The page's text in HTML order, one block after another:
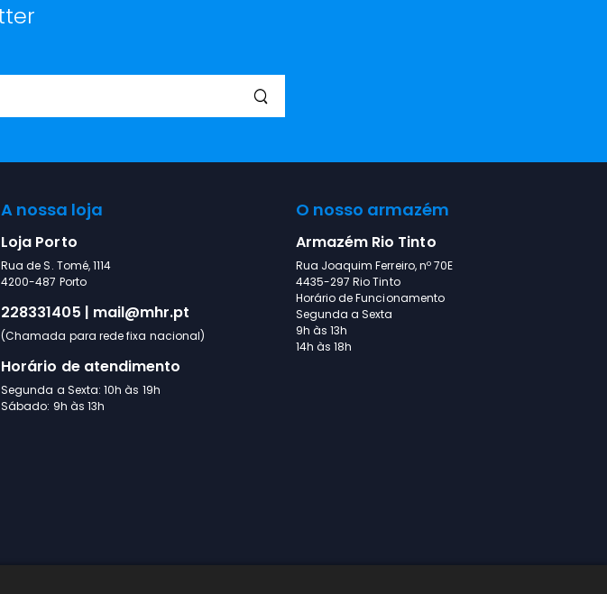
A nossa loja
Loja Porto
Rua de S. Tomé, 1114
4200-487 Porto
228331405 | mail@mhr.pt
(Chamada para rede fixa nacional)
Horário de atendimento
Segunda a Sexta: 10h às 19h
Sábado: 9h às 13h
O nosso armazém
Armazém Rio Tinto
Rua Joaquim Ferreiro, nº 70E
4435-297 Rio Tinto
Horário de Funcionamento
Segunda a Sexta
9h às 13h
14h às 18h